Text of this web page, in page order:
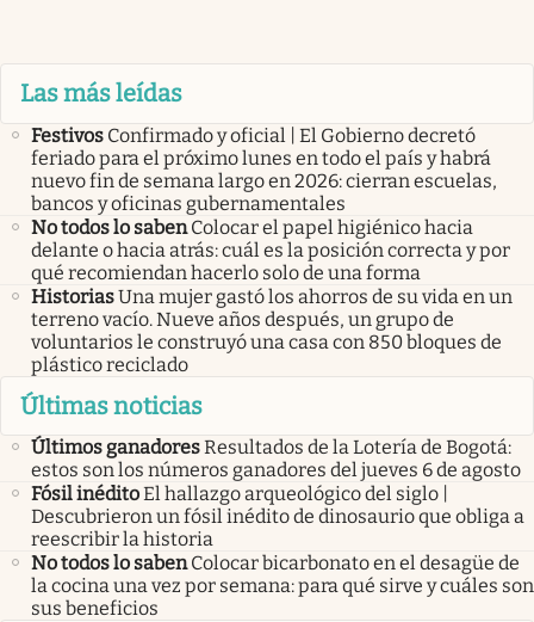
Las más leídas
Festivos Confirmado y oficial | El Gobierno decretó
feriado para el próximo lunes en todo el país y habrá
nuevo fin de semana largo en 2026: cierran escuelas,
bancos y oficinas gubernamentales
No todos lo saben Colocar el papel higiénico hacia
delante o hacia atrás: cuál es la posición correcta y por
qué recomiendan hacerlo solo de una forma
HistoriasUna mujer gastó los ahorros de su vida en un
terreno vacío. Nueve años después, un grupo de
voluntarios le construyó una casa con 850 bloques de
plástico reciclado
Últimas noticias
Últimos ganadoresResultados de la Lotería de Bogotá:
estos son los números ganadores del jueves 6 de agosto
Fósil inéditoEl hallazgo arqueológico del siglo |
Descubrieron un fósil inédito de dinosaurio que obliga a
reescribir la historia
No todos lo saben Colocar bicarbonato en el desagüe de
la cocina una vez por semana: para qué sirve y cuáles son
sus beneficios